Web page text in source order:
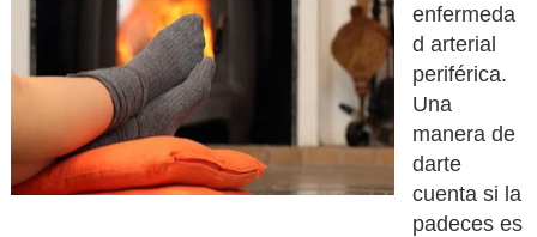
enfermeda
d arterial
periférica.
Una
manera de
darte
cuenta si la
padeces es